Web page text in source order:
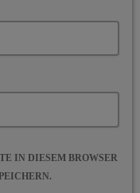
IN DIESEM BROWSER